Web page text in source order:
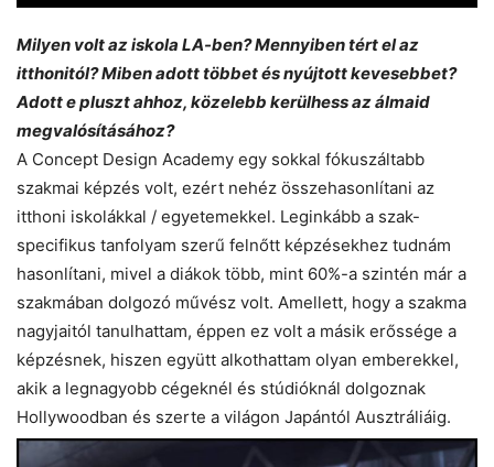
Milyen volt az iskola LA-ben? Mennyiben tért el az
itthonitól? Miben adott többet és nyújtott kevesebbet?
Adott e pluszt ahhoz, közelebb kerülhess az álmaid
megvalósításához?
A Concept Design Academy egy sokkal fókuszáltabb
szakmai képzés volt, ezért nehéz összehasonlítani az
itthoni iskolákkal / egyetemekkel. Leginkább a szak-
specifikus tanfolyam szerű felnőtt képzésekhez tudnám
hasonlítani, mivel a diákok több, mint 60%-a szintén már a
szakmában dolgozó művész volt. Amellett, hogy a szakma
nagyjaitól tanulhattam, éppen ez volt a másik erőssége a
képzésnek, hiszen együtt alkothattam olyan emberekkel,
akik a legnagyobb cégeknél és stúdióknál dolgoznak
Hollywoodban és szerte a világon Japántól Ausztráliáig.